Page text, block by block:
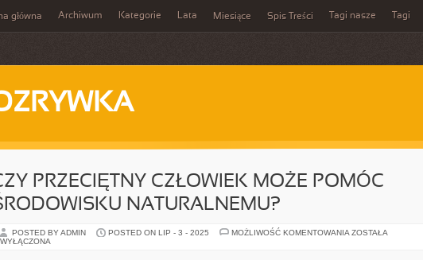
główna Archiwum Kategorie Lata Miesiące Spis Treści Tagi nasze Tagi
PRZECIĘTNY CZŁOWIEK MOŻE POMÓC
NATURALNEMU?
POSTED BY ADMIN POSTED ON LIP - 3 - 2025 MOŻLIWOŚĆ KOMENTOWANIA CZY
ZOSTAŁA
WYŁĄCZONA